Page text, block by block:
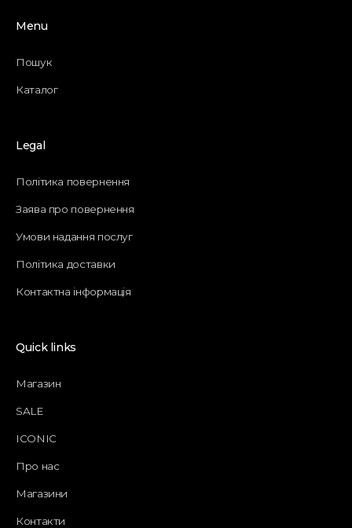
Menu
Пошук
Каталог
Legal
Політика повернення
Заява про повернення
Умови надання послуг
Політика доставки
Контактна інформація
Quick links
Магазин
SALE
ICONIC
Про нас
Магазини
Контакти